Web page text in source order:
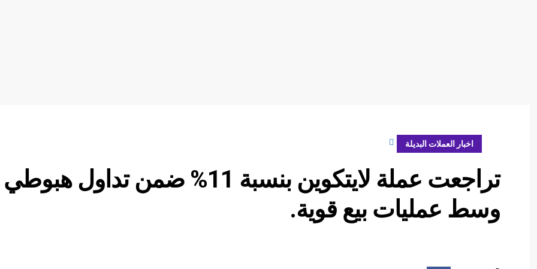
اخبار العملات البديلة
تراجعت عملة لايتكوين بنسبة 11% ضمن تداول هبوطي
وسط عمليات بيع قوية.